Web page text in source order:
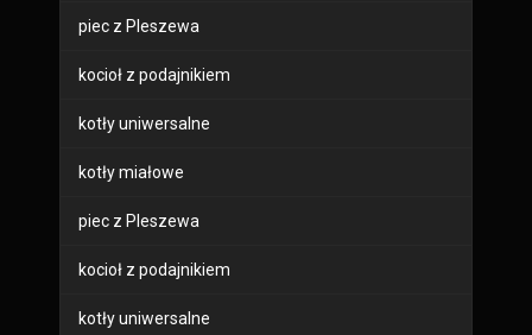
piec z Pleszewa
kocioł z podajnikiem
kotły uniwersalne
kotły miałowe
piec z Pleszewa
kocioł z podajnikiem
kotły uniwersalne